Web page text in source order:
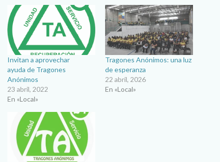
Invitan a aprovechar
ayuda de Tragones
Anónimos
23 abril, 2022
En «Local»
Tragones Anónimos: una luz
de esperanza
22 abril, 2026
En «Local»